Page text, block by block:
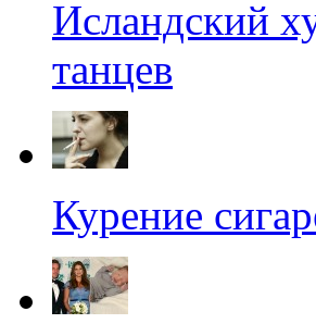
Исландский
танцев
Курение